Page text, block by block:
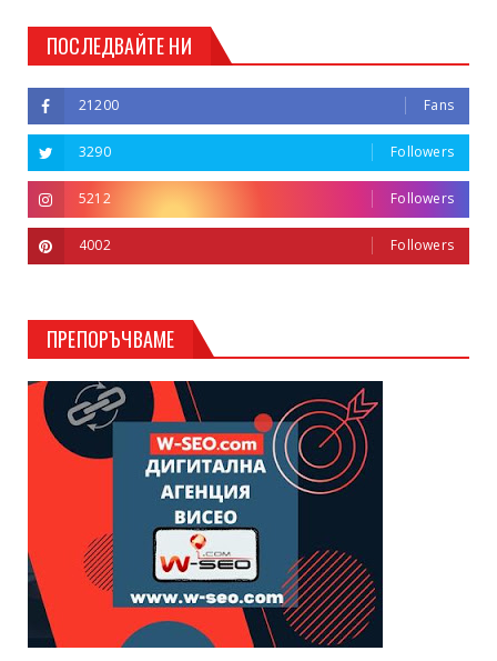
ПОСЛЕДВАЙТЕ НИ
21200 Fans
3290 Followers
5212 Followers
4002 Followers
ПРЕПОРЪЧВАМЕ